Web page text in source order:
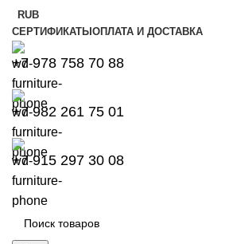
RUB
СЕРТИФИКАТЫОПЛАТА И ДОСТАВКА
+7 978 758 70 88
+7 982 261 75 01
+7 915 297 30 08